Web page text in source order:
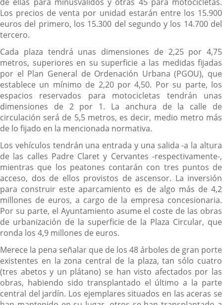
Los precios de venta por unidad estarán entre los 15.900
euros del primero, los 15.300 del segundo y los 14.700 del
tercero.
Cada plaza tendrá unas dimensiones de 2,25 por 4,75
metros, superiores en su superficie a las medidas fijadas
por el Plan General de Ordenación Urbana (PGOU), que
establece un mínimo de 2,20 por 4,50. Por su parte, los
espacios reservados para motocicletas tendrán unas
dimensiones de 2 por 1. La anchura de la calle de
circulación será de 5,5 metros, es decir, medio metro más
de lo fijado en la mencionada normativa.
Los vehículos tendrán una entrada y una salida -a la altura
de las calles Padre Claret y Cervantes -respectivamente-,
mientras que los peatones contarán con tres puntos de
acceso, dos de ellos provistos de ascensor. La inversión
para construir este aparcamiento es de algo más de 4,2
millones de euros, a cargo de la empresa concesionaria.
Por su parte, el Ayuntamiento asume el coste de las obras
de urbanización de la superficie de la Plaza Circular, que
ronda los 4,9 millones de euros.
Merece la pena señalar que de los 48 árboles de gran porte
existentes en la zona central de la plaza, tan sólo cuatro
(tres abetos y un plátano) se han visto afectados por las
obras, habiendo sido transplantado el último a la parte
central del jardín. Los ejemplares situados en las aceras se